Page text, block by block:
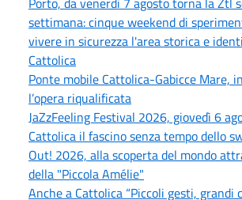
settimana: cinque weekend di
vivere in sicurezza l'area storica e
Cattolica
Ponte mobile Cattolica-Gabicce Mare,
l’opera riqualificata
JaZzFeeling Festival 2026, giovedì 6
Cattolica il fascino senza tempo dello
Out! 2026, alla scoperta del mondo
della "Piccola Amélie"
Anche a Cattolica “Piccoli gesti, grandi